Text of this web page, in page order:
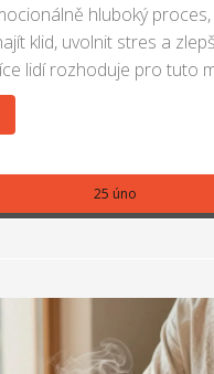
hluboký
klid, uvolnit stres a
lidí rozhoduje pro tuto
25 úno